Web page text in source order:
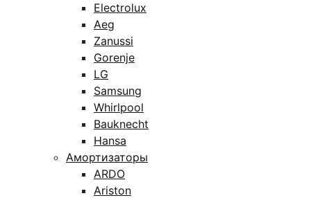
Electrolux
Aeg
Zanussi
Gorenje
LG
Samsung
Whirlpool
Bauknecht
Hansa
Амортизаторы
ARDO
Ariston